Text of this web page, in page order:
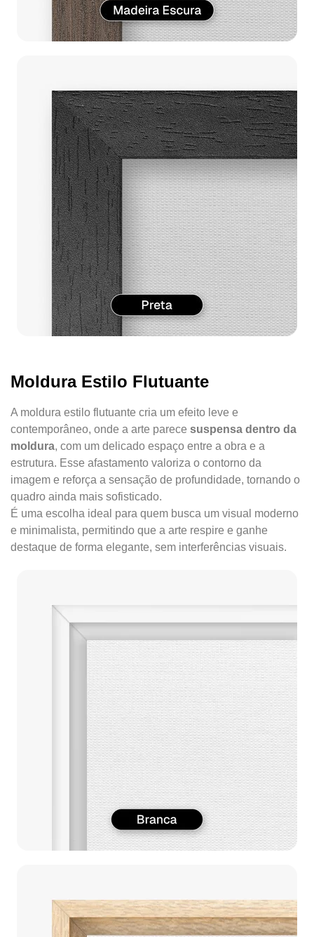
Moldura Estilo Flutuante
A moldura estilo flutuante cria um efeito leve e
contemporâneo, onde a arte parece suspensa dentro da
moldura, com um delicado espaço entre a obra e a
estrutura. Esse afastamento valoriza o contorno da
imagem e reforça a sensação de profundidade, tornando o
quadro ainda mais sofisticado.
É uma escolha ideal para quem busca um visual moderno
e minimalista, permitindo que a arte respire e ganhe
destaque de forma elegante, sem interferências visuais.